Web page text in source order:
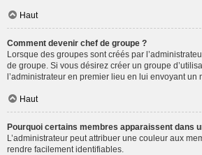
Haut
Comment devenir chef de groupe ?
Lorsque des groupes sont créés par
de groupe. Si vous désirez créer un groupe
l’administrateur en premier lieu en lui envoyant un
Haut
Pourquoi certains membres apparaissent dans
L’administrateur peut attribuer une couleur aux
rendre facilement identifiables.